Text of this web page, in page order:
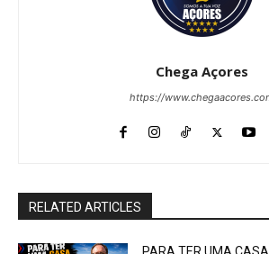
Chega Açores
https://
RELATED ARTICLES